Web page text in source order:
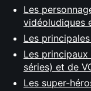
Les
vidéoludiques
Les
Les
séries) et de
Les super-